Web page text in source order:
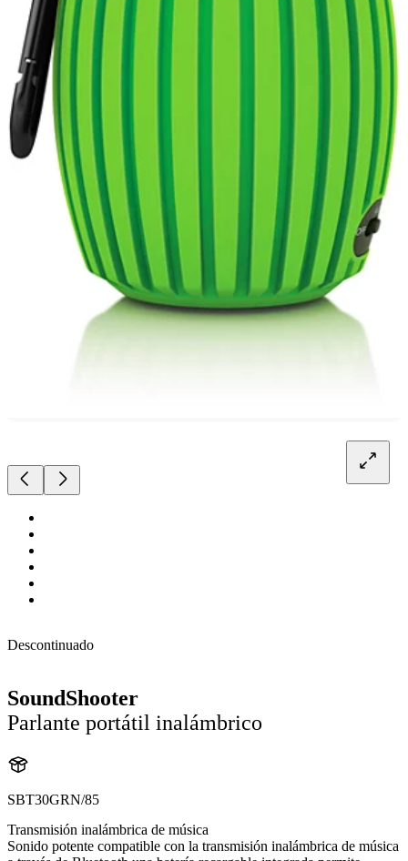
Descontinuado
SoundShooter
Parlante portátil inalámbrico
SBT30GRN/85
Transmisión inalámbrica de música
Sonido potente compatible con la transmisión inalámbrica de música